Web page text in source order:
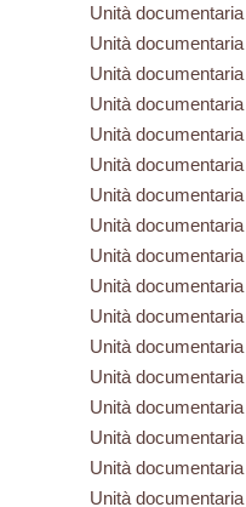
Unità documentaria
Unità documentaria
Unità documentaria
Unità documentaria
Unità documentaria
Unità documentaria
Unità documentaria
Unità documentaria
Unità documentaria
Unità documentaria
Unità documentaria
Unità documentaria
Unità documentaria
Unità documentaria
Unità documentaria
Unità documentaria
Unità documentaria